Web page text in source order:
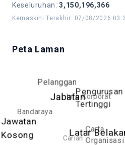
Keseluruhan:3,150,196,366
Kemaskini Terakhir: 07/08/2026
Peta Laman
LatarCarta
Organisasi
Pengurusan
Tertinggi
Jabatan
Jawatan
Kosong
Carian
Info Korporat
Pelanggan
Bandaraya